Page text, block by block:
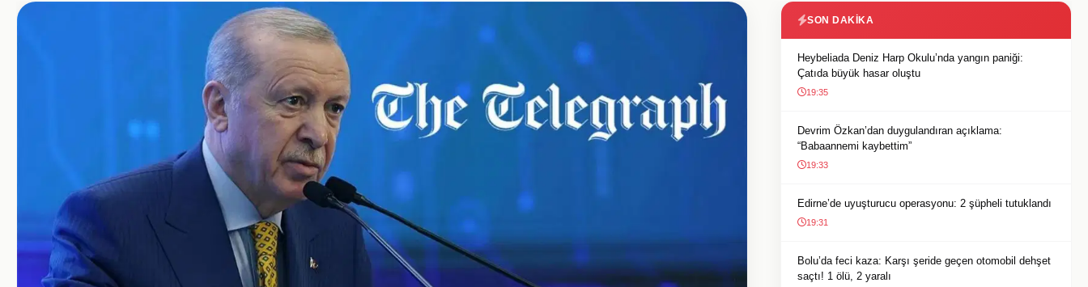
SON DAKIKA
Heybeliada Deniz Harp Okulu’nda yangın paniği:
Çatıda büyük hasar oluştu
19:35
Devrim Özkan’dan duygulandıran açıklama:
“Babaannemi kaybettim”
19:33
Edirne’de uyuşturucu operasyonu: 2 şüpheli tutuklandı
19:31
Bolu’da feci kaza: Karşı şeride geçen otomobil dehşet
saçtı! 1 ölü, 2 yaralı